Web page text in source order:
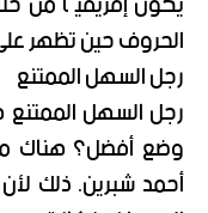
الحروف حين تظهر
رجل السهل الممتنع
رجل السهل
وضع أفضل؟ هناك
أحمد شبرين. ذلك